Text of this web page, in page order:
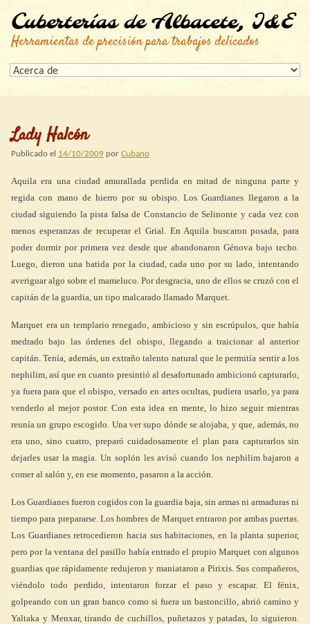
Cuberterías de Albacete, I&E
Herramientas de precisión para trabajos delicados
Lady Halcón
Publicado el 14/10/2009 por Cubano
Aquila era una ciudad amurallada perdida en mitad de ninguna parte y
regida con mano de hierro por su obispo. Los Guardianes llegaron a la
ciudad siguiendo la pista falsa de Constancio de Selinonte y cada vez con
menos esperanzas de recuperar el Grial. En Aquila buscaron posada, para
poder dormir por primera vez desde que abandonaron Génova bajo techo.
Luego, dieron una batida por la ciudad, cada uno por su lado, intentando
averiguar algo sobre el mameluco. Por desgracia, uno de ellos se cruzó con el
capitán de la guardia, un tipo malcarado llamado Marquet.
Marquet era un templario renegado, ambicioso y sin escrúpulos, que había
medrado bajo las órdenes del obispo, llegando a traicionar al anterior
capitán. Tenía, además, un extraño talento natural que le permitía sentir a los
nephilim, así que en cuanto presintió al desafortunado ambicionó capturarlo,
ya fuera para que el obispo, versado en artes ocultas, pudiera usarlo, ya para
venderlo al mejor postor. Con esta idea en mente, lo hizo seguir mientras
reunía un grupo escogido. Una ver supo dónde se alojaba, y que, además, no
era uno, sino cuatro, preparó cuidadosamente el plan para capturarlos sin
dejarles usar la magia. Un soplón les avisó cuando los nephilim bajaron a
comer al salón y, en ese momento, pasaron a la acción.
Los Guardianes fueron cogidos con la guardia baja, sin armas ni armaduras ni
tiempo para prepararse. Los hombres de Marquet entraron por ambas puertas.
Los Guardianes retrocedieron hacia sus habitaciones, en la planta superior,
pero por la ventana del pasillo había entrado el propio Marquet con algunos
guardias que rápidamente redujeron y maniataron a Pírixis. Sus compañeros,
viéndolo todo perdido, intentaron forzar el paso y escapar. El fénix,
golpeando con un gran banco como si fuera un bastoncillo, abrió camino y
Yaltaka y Menxar, tirando de cuchillos, puñetazos y patadas, lo siguieron.